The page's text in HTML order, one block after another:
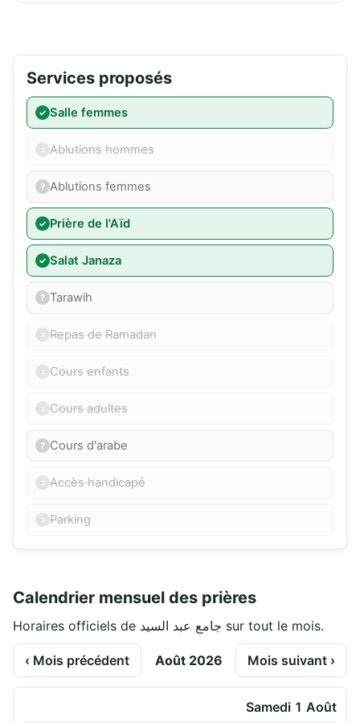
Services proposés
Salle femmes
Ablutions hommes
Ablutions femmes
Prière de l'Aïd
Salat Janaza
Tarawih
Repas de Ramadan
Cours enfants
Cours adultes
Cours d'arabe
Accès handicapé
Parking
Calendrier mensuel des prières
Horaires officiels de جامع عبد السيد sur tout le mois.
‹ Mois précédent Août 2026 Mois suivant ›
Samedi 1 Août